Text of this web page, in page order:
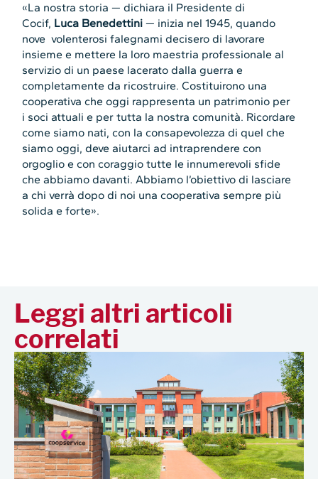
«La nostra storia — dichiara il Presidente di
Cocif, Luca Benedettini — inizia nel 1945, quando
nove volenterosi falegnami decisero di lavorare
insieme e mettere la loro maestria professionale al
servizio di un paese lacerato dalla guerra e
completamente da ricostruire. Costituirono una
cooperativa che oggi rappresenta un patrimonio per
i soci attuali e per tutta la nostra comunità. Ricordare
come siamo nati, con la consapevolezza di quel che
siamo oggi, deve aiutarci ad intraprendere con
orgoglio e con coraggio tutte le innumerevoli sfide
che abbiamo davanti. Abbiamo l’obiettivo di lasciare
a chi verrà dopo di noi una cooperativa sempre più
solida e forte».
Leggi altri articoli
correlati